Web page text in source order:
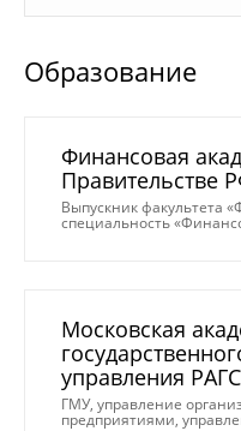
Образование
Финансовая
Правительстве
Выпускник факультета
специальность
Московская
управления
ГМУ, управление
предприятиями,